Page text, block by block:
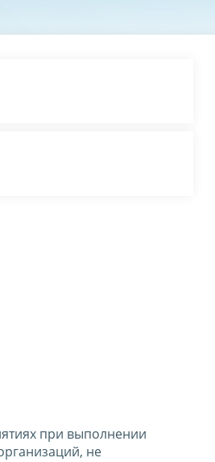
при выполнении
не